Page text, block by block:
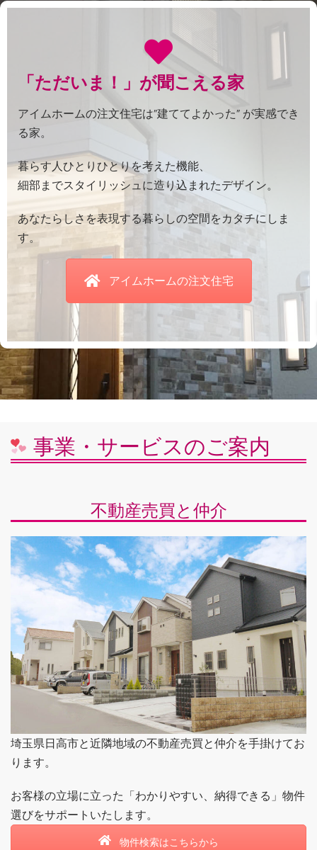
「ただいま！」が聞こえる家
アイムホームの注文住宅は”建ててよかった” が実感でき
る家。
暮らす人ひとりひとりを考えた機能、
細部までスタイリッシュに造り込まれたデザイン。
あなたらしさを表現する暮らしの空間をカタチにしま
す。
アイムホームの注文住宅
事業・サービスのご案内
不動産売買と仲介
埼玉県日高市と近隣地域の不動産売買と仲介を手掛けてお
ります。
お客様の立場に立った「わかりやすい、納得できる」物件
選びをサポートいたします。
物件検索はこちらから